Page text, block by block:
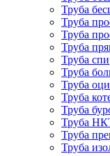
Труба
Труба
Труба
Труба
Труба
Труба
Труба
Труба
Труба
Труба
Труба
Труба